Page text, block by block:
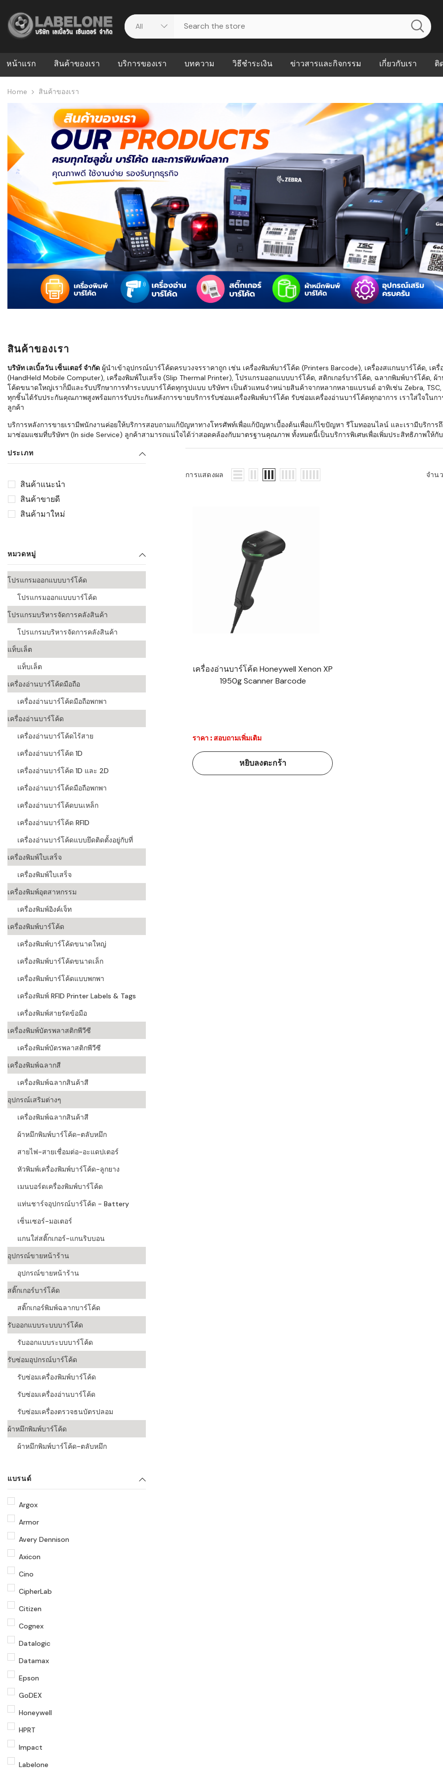
หน้าแรก สินค้าของเรา บริการของเรา
ดาวน์โหลดไดร์เวอร์
วีดีโอแนะนำ
บทความ
บริหารคลังสินค้าที่ช่วยลด
สต็อกแบบ Real-time
ปัญหาคลังสินค้าที่บอกว่า
ธุรกิจของคุณควรเริ่มใช้
WMS กับ ERP ต่างกัน
อย่างไร? ทำไมหลายธุรกิจ
ต้องใช้ร่วมกัน
ใช้ Excel คุมสต็อก กับใช้
WMS ต่างกันอย่างไร?
แบบไหนเหมาะกับธุรกิจที่
กำลังเติบโต
ขั้นตอนการทำงานของ
WMS ตั้งแต่รับสินค้า จัด
เก็บ หยิบ แพ็ก จนถึงจัดส่ง
อย่างไร
WMS สำหรับธุรกิจ 3PL,
ค้าส่ง และ E-Commerce:
แนะนำ Checklist ก่อน
เลือกระบบ WMS: ธุรกิจ
ก่อนเริ่มติดตั้ง
ระบบบาร์โค้ดในธุรกิจ
การพัฒนาบาร์โค้ดในงาน
ระบบบาร์โค้ดใน
อุตสาหกรรมยานยนต์
อุตสาหกรรมเสื้อผ้า
ระบบบาร์โค้ดใน
แพทย์
ระบบบาร์โค้ดในด้านการ
วิธีชำระเงิน ข่าวสารและกิจกรรม เกี่ยวกับเรา
FAQs
Our Customer
ติ
Home สินค้าของเรา
สินค้าของเรา
บริษัท เลเบิ้ลวัน เซ็นเตอร์ จำกัด ผู้นำเข้าอุปกรณ์บาร์โค้ดครบวงจรราคาถูก เช่น เครื่องพิมพ์บาร์โค้ด (Printers Barcode), เครื่องสแกนบาร์โค้ด, เค
(HandHeld Mobile Computer), เครื่องพิมพ์ใบเสร็จ (Slip Thermal Printer), โปรแกรมออกแบบบาร์โค้ด, สติกเกอร์บาร์โค้ด, ฉลากพิมพ์บาร์โค้ด,
โค้ดขนาดใหญ่เราก็มีและรับปรึกษาการทำระบบบาร์โค้ดทุกรูปแบบ บริษัทฯ เป็นตัวแทนจำหน่ายสินค้าจากหลากหลายแบรนด์ อาทิเช่น Zebra, TSC,
ทุกชิ้นได้รับประกันคุณภาพสูงพร้อมการรับประกันหลังการขายบริการรับซ่อมเครื่องพิมพ์บาร์โค้ด รับซ่อมเครื่องอ่านบาร์โค้ดทุกอาการ เราใส่ใจใน
ลูกค้า
บริการหลังการขายเรามีพนักงานค่อยให้บริการสอบถามแก้ปัญหาทางโทรศัพท์เพื่อแก้ปัญหาเบื้องต้นเพื่อแก้ไขปัญหา รีโมทออนไลน์ และเรามีบริการ
มาซ่อมแซมที่บริษัทฯ (In side Service) ลูกค้าสามารถแน่ใจได้ว่าสอดคล้องกับมาตรฐานคุณภาพ ทั้งหมดนี้เป็นบริการพิเศษเพื่อเพิ่มประสิทธิภาพให้กั
ประเภท
สินค้าแนะนำ
สินค้าขายดี
สินค้ามาใหม่
หมวดหมู่
โปรแกรมออกแบบบาร์โค้ด
โปรแกรมออกแบบบาร์โค้ด
โปรแกรมบริหารจัดการคลังสินค้า
โปรแกรมบริหารจัดการคลังสินค้า
แท็บเล็ต
แท็บเล็ต
เครื่องอ่านบาร์โค้ดมือถือ
เครื่องอ่านบาร์โค้ดมือถือพกพา
เครื่องอ่านบาร์โค้ด
เครื่องอ่านบาร์โค้ดไร้สาย
เครื่องอ่านบาร์โค้ด 1D
เครื่องอ่านบาร์โค้ด 1D และ 2D
เครื่องอ่านบาร์โค้ดมือถือพกพา
เครื่องอ่านบาร์โค้ดบนเหล็ก
เครื่องอ่านบาร์โค้ด RFID
เครื่องอ่านบาร์โค้ดแบบยึดติดตั้งอยู่กับที่
เครื่องพิมพ์ใบเสร็จ
เครื่องพิมพ์ใบเสร็จ
เครื่องพิมพ์อุตสาหกรรม
เครื่องพิมพ์อิงค์เจ็ท
เครื่องพิมพ์บาร์โค้ด
เครื่องพิมพ์บาร์โค้ดขนาดใหญ่
เครื่องพิมพ์บาร์โค้ดขนาดเล็ก
เครื่องพิมพ์บาร์โค้ดแบบพกพา
เครื่องพิมพ์ RFID Printer Labels & Tags
เครื่องพิมพ์สายรัดข้อมือ
เครื่องพิมพ์บัตรพลาสติกพีวีซี
เครื่องพิมพ์บัตรพลาสติกพีวีซี
เครื่องพิมพ์ฉลากสี
เครื่องพิมพ์ฉลากสินค้าสี
อุปกรณ์เสริมต่างๆ
เครื่องพิมพ์ฉลากสินค้าสี
ผ้าหมึกพิมพ์บาร์โค้ด-ตลับหมึก
สายไฟ-สายเชื่อมต่อ-อะแดปเตอร์
หัวพิมพ์เครื่องพิมพ์บาร์โค้ด-ลูกยาง
เมนบอร์ดเครื่องพิมพ์บาร์โค้ด
แท่นชาร์จอุปกรณ์บาร์โค้ด - Battery
เซ็นเซอร์-มอเตอร์
แกนใส่สติ๊กเกอร์-แกนริบบอน
อุปกรณ์ขายหน้าร้าน
อุปกรณ์ขายหน้าร้าน
สติ๊กเกอร์บาร์โค้ด
สติ๊กเกอร์พิมพ์ฉลากบาร์โค้ด
รับออกแบบระบบบาร์โค้ด
รับออกแบบระบบบาร์โค้ด
รับซ่อมอุปกรณ์บาร์โค้ด
รับซ่อมเครื่องพิมพ์บาร์โค้ด
รับซ่อมเครื่องอ่านบาร์โค้ด
รับซ่อมเครื่องตรวจธนบัตรปลอม
ผ้าหมึกพิมพ์บาร์โค้ด
ผ้าหมึกพิมพ์บาร์โค้ด-ตลับหมึก
แบรนด์
Argox
Armor
Avery Dennison
Axicon
Cino
CipherLab
Citizen
Cognex
Datalogic
Datamax
Epson
GoDEX
Honeywell
HPRT
Impact
Labelone
การแสดงผล จำน
เครื่องอ่านบาร์โค้ด Honeywell Xenon XP
1950g Scanner Barcode
ราคา : สอบถามเพิ่มเติม
หยิบลงตะกร้า